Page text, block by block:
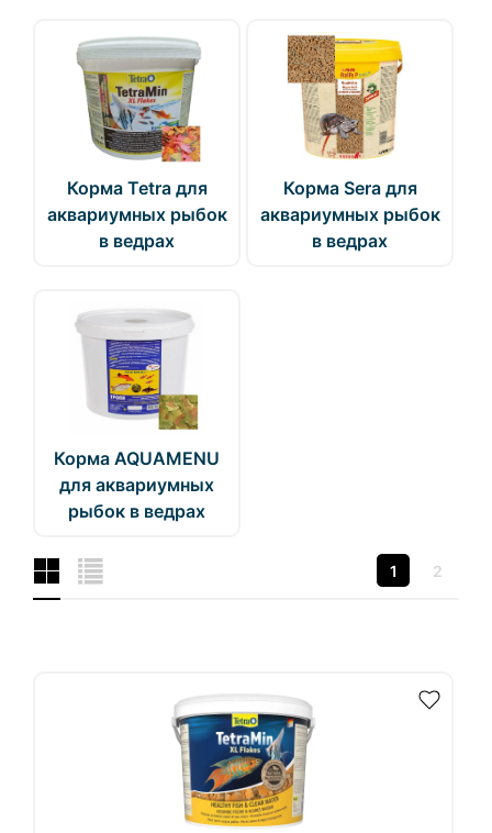
Корма Tetra для
аквариумных рыбок
в ведрах
Корма Sera для
аквариумных рыбок
в ведрах
Корма AQUAMENU
для аквариумных
рыбок в ведрах
1 2